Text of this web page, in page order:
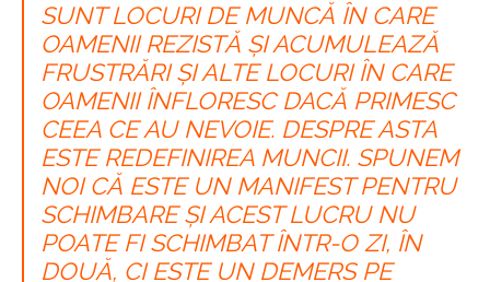
SUNT LOCURI DE MUNCĂ ÎN CARE
OAMENII REZISTĂ ȘI ACUMULEAZĂ
FRUSTRĂRI ȘI ALTE LOCURI ÎN CARE
OAMENII ÎNFLORESC DACĂ PRIMESC
CEEA CE AU NEVOIE. DESPRE ASTA
ESTE REDEFINIREA MUNCII. SPUNEM
NOI CĂ ESTE UN MANIFEST PENTRU
SCHIMBARE ȘI ACEST LUCRU NU
POATE FI SCHIMBAT ÎNTR-O ZI, ÎN
DOUĂ, CI ESTE UN DEMERS PE